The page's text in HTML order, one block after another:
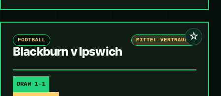
☆
FOOTBALL MITTEL VERTRAUEN
Blackburn v Ipswich
DRAW 1-1